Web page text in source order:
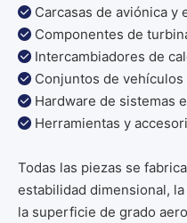
 Carcasas de aviónica y
 Componentes de
 Intercambiadores de
 Conjuntos de
 Hardware de sistemas
 Herramientas y
Todas las piezas se
estabilidad dimensional,
la superficie de grado